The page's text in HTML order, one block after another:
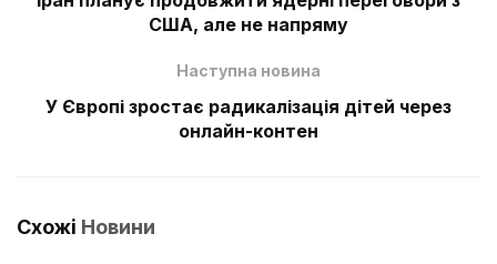
США, але не напряму
Наступна новина
У Європі зростає радикалізація дітей через
онлайн-контен
Схожі Новини